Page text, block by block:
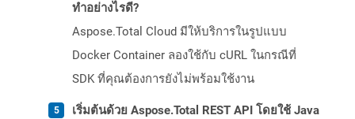
ทำอย่างไรดี?
Aspose.Total Cloud มีให้บริการในรูปแบบ
Docker Container ลองใช้กับ cURL ในกรณีที่
SDK ที่คุณต้องการยังไม่พร้อมใช้งาน
เริ่มต้นด้วย Aspose.Total REST API โดยใช้ Java